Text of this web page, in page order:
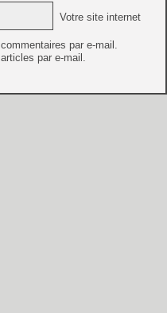
Votre site internet
par e-mail.
par e-mail.